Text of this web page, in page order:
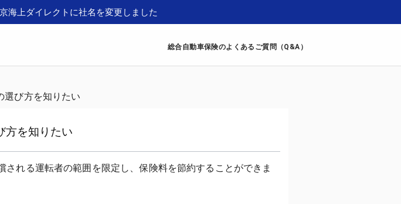
海上ダイレクトに社名を変更しました
総合自動車保険のよくあるご質問（Q&A）
選び方を知りたい
方を知りたい
れる運転者の範囲を限定し、保険料を節約することができま